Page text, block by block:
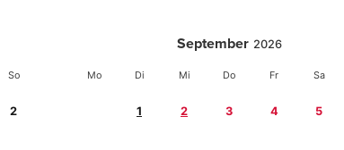
So
2
September 2026
Mo Di Mi Do Fr Sa
1 2 3 4 5